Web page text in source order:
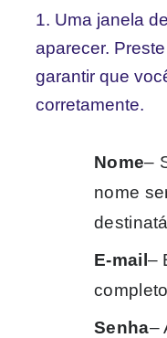
1. Uma janela de
aparecer.
garantir que
corretamente.
Nome–
nome
E-mail –
Senha–